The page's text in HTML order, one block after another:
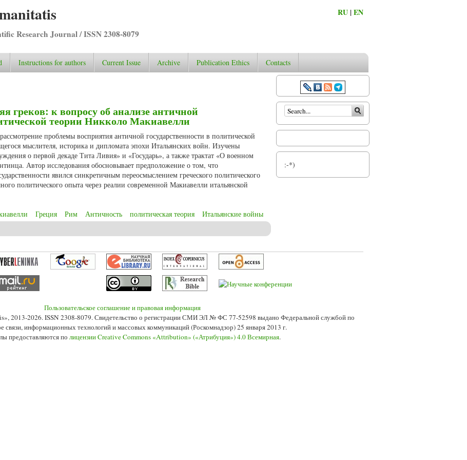
Research Journal / ISSN 2308-8079
RU |EN
Instructions for authors Current Issue Archive Publication Ethics Contacts
греков: к вопросу об анализе античной
теории Никколо Макиавелли
проблемы восприятия античной государственности в политической
мыслителя, историка и дипломата эпохи Итальянских войн. Изучены
о первой декаде Тита Ливия» и «Государь», а также трактат «О военном
Автор исследования обосновывает предположение о том, что
явился синкретичным переосмыслением греческого политического
политического опыта через реалии современной Макиавелли итальянской
Греция Рим Античность политическая теория Итальянские войны
Search form
:-*)
Пользовательское соглашение и правовая информация
2013-2026. ISSN 2308-8079. Свидетельство о регистрации СМИ ЭЛ № ФС 77-52598 выдано Федеральной службой по
связи, информационных технологий и массовых коммуникаций (Роскомнадзор) 25 января 2013 г.
предоставляются по лицензии Creative Commons «Attribution» («Атрибуция») 4.0 Всемирная.